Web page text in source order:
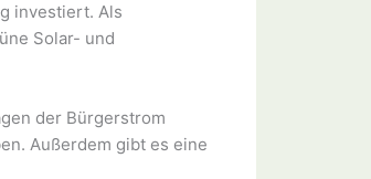
investiert. Als
Solar- und
der Bürgerstrom
Außerdem gibt es eine